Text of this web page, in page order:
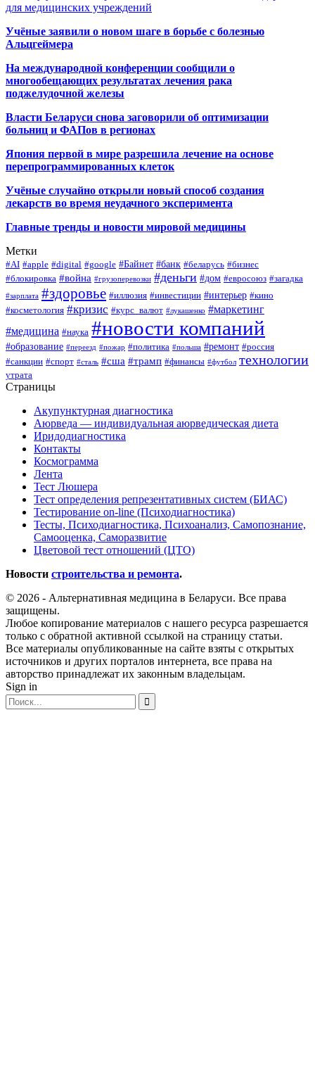
для медицинских учреждений
Учёные заявили о новом шаге в борьбе с болезнью
Альцгеймера
На международной конференции сообщили о
многообещающих результатах лечения рака
поджелудочной железы
Власти Беларуси снова заговорили об оптимизации
больниц и ФАПов в регионах
Япония первой в мире разрешила лечение на основе
перепрограммированных клеток
Учёные случайно открыли новый способ создания
лекарств во время неудачного эксперимента
Главные тренды и новости мировой медицины
Метки
#AI #apple #digital #google #Байнет #банк #беларусь #бизнес
#блокировка #война #грузоперевозки #деньги #дом #евросоюз #загадка
#зарплата #здоровье #иллюзия #инвестиции #интерьер #кино
#косметология #кризис #курс_валют #лукашенко #маркетинг
#медицина #наука #новости компаний
#образование #переезд #пожар #политика #польша #ремонт #россия
#санкции #спорт #сталь #сша #трамп #финансы #футбол технологии
утрата
Страницы
Акупунктурная диагностика
Аюрведа — индивидуальная аюрведическая диета
Иридодиагностика
Контакты
Космограмма
Лента
Тест Люшера
Тест определения репрезентативных систем (БИАС)
Тестирование on-line (Психодиагностика)
Тесты, Психодиагностика, Психоанализ, Самопознание,
Самооценка, Саморазвитие
Цветовой тест отношений (ЦТО)
Новости строительства и ремонта.
© 2026 - Альтернативная медицина в Беларуси. Все права
защищены.
Любое копирование материалов с нашего ресурса разрешается
только с обратной активной ссылкой на страницу статьи.
Все материалы опубликованные на сайте взяты с открытых
источников и других порталов интернета, все права на
авторство принадлежат их законным владельцам.
Sign in